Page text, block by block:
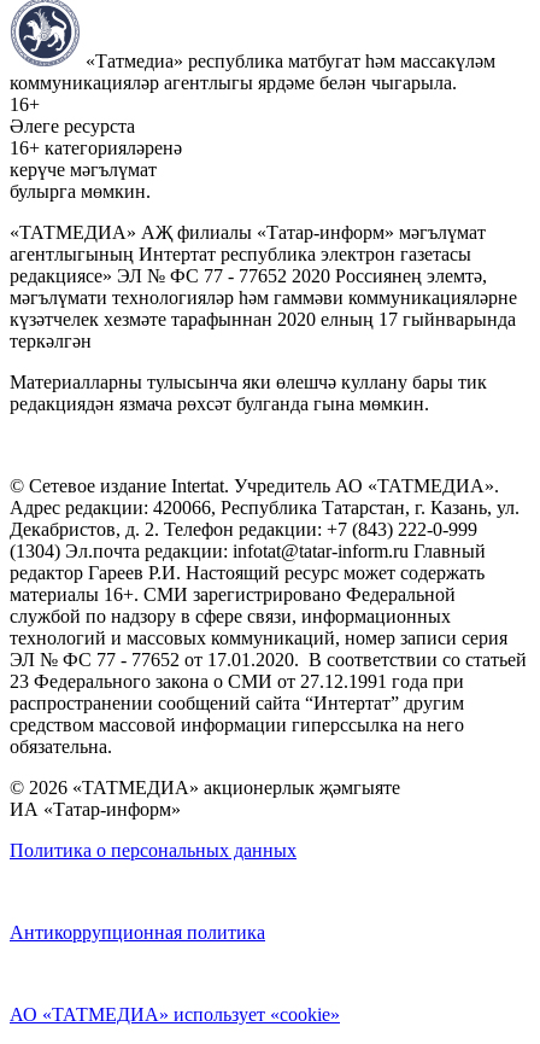
«Татмедиа» республика матбугат һәм массакүләм
коммуникацияләр агентлыгы ярдәме белән чыгарыла.
16+
Әлеге ресурста
16+ категорияләренә
керүче мәгълүмат
булырга мөмкин.
«ТАТМЕДИА» АҖ филиалы «Татар-информ» мәгълүмат
агентлыгының Интертат республика электрон газетасы
редакциясе» ЭЛ № ФС 77 - 77652 2020 Россиянең элемтә,
мәгълүмати технологияләр һәм гаммәви коммуникацияләрне
күзәтчелек хезмәте тарафыннан 2020 елның 17 гыйнварында
теркәлгән
Материалларны тулысынча яки өлешчә куллану бары тик
редакциядән язмача рөхсәт булганда гына мөмкин.
© Сетевое издание Intertat. Учредитель АО «ТАТМЕДИА».
Адрес редакции: 420066, Республика Татарстан, г. Казань, ул.
Декабристов, д. 2. Телефон редакции: +7 (843) 222-0-999
(1304) Эл.почта редакции: infotat@tatar-inform.ru Главный
редактор Гареев Р.И. Настоящий ресурс может содержать
материалы 16+. СМИ зарегистрировано Федеральной
службой по надзору в сфере связи, информационных
технологий и массовых коммуникаций, номер записи серия
ЭЛ № ФС 77 - 77652 от 17.01.2020. В соответствии со статьей
23 Федерального закона о СМИ от 27.12.1991 года при
распространении сообщений сайта “Интертат” другим
средством массовой информации гиперссылка на него
обязательна.
© 2026 «ТАТМЕДИА» акционерлык җәмгыяте
ИА «Татар-информ»
Политика о персональных данных
Антикоррупционная политика
АО «ТАТМЕДИА» использует «cookie»